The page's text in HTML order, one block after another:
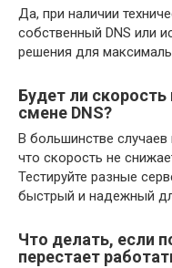
Да, при наличии
собственный DNS или
решения для
Будет ли скорость
смене DNS?
В большинстве
что скорость не
Тестируйте разные
быстрый и надежный
Что делать, если
перестает